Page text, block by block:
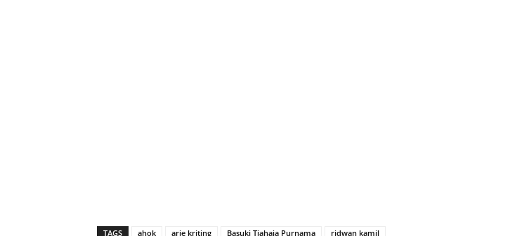
TAGS ahok arie kriting Basuki Tjahaja Purnama ridwan kamil